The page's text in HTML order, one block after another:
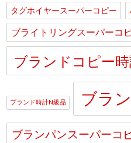
タグホイヤースーパーコピー
ブライトリングスーパーコ
ブランドコピー
ブランド時計N級品 ブラ
ブランパンスーパーコ